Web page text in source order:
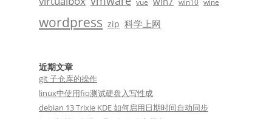
vue win10 wine
wordpress zip 科学上网
近期文章
git 子仓库的操作
linux中使用fio测试硬盘入写性成
debian 13 Trixie KDE 如何启用日期时间自动同步